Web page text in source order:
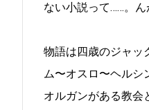
ない小説って……。
物語は四歳のジャッ
ム〜オスロ〜ヘルシ
オルガンがある教会